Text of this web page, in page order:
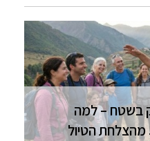
בשטח – למה